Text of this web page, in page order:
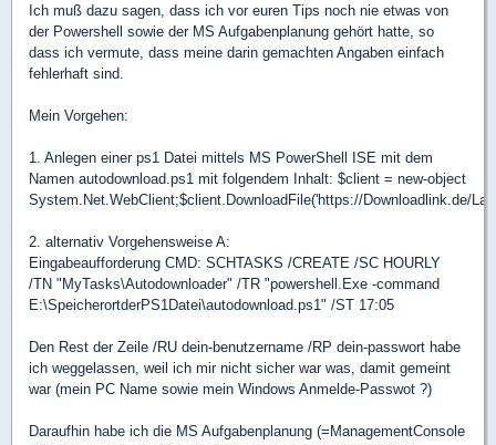
Ich muß dazu sagen, dass ich vor euren Tips noch nie etwas von
der Powershell sowie der MS Aufgabenplanung gehört hatte, so
dass ich vermute, dass meine darin gemachten Angaben einfach
fehlerhaft sind.
Mein Vorgehen:
1. Anlegen einer ps1 Datei mittels MS PowerShell ISE mit dem
Namen autodownload.ps1 mit folgendem Inhalt: $client = new-object
System.Net.WebClient;$client.DownloadFile('https://Downloadlink.de/
2. alternativ Vorgehensweise A:
Eingabeaufforderung CMD: SCHTASKS /CREATE /SC HOURLY
/TN "MyTasks\Autodownloader" /TR "powershell.Exe -command
E:\SpeicherortderPS1Datei\autodownload.ps1" /ST 17:05
Den Rest der Zeile /RU dein-benutzername /RP dein-passwort habe
ich weggelassen, weil ich mir nicht sicher war was, damit gemeint
war (mein PC Name sowie mein Windows Anmelde-Passwot ?)
Daraufhin habe ich die MS Aufgabenplanung (=ManagementConsole